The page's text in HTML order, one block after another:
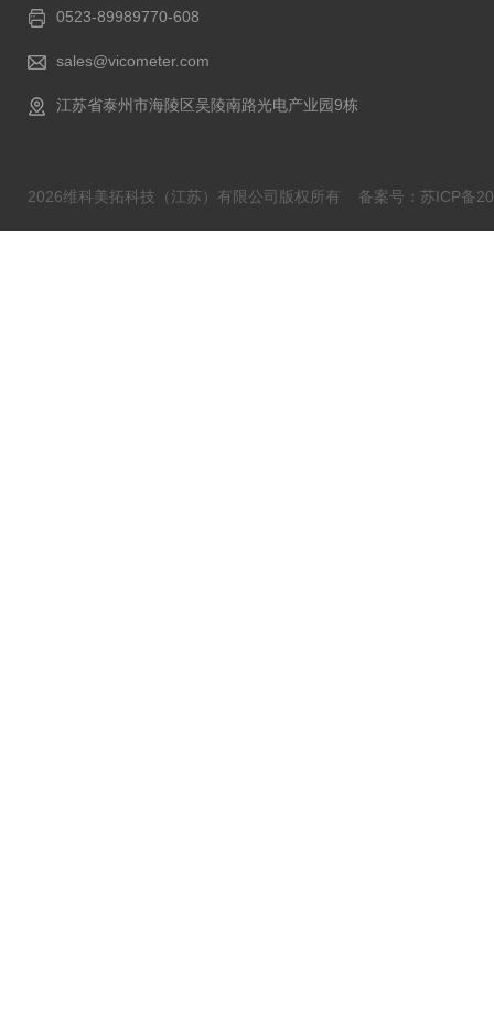
0523-89989770-608
sales@vicometer.com
江苏省泰州市海陵区吴陵南路光电产业园9栋
2026维科美拓科技（江苏）有限公司版权所有 备案号：苏ICP备